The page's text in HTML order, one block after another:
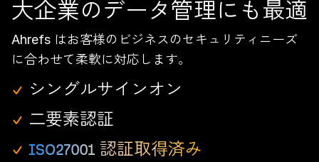
大企業のデータ管理にも最適
Ahrefs はお客様のビジネスのセキュリティニーズ
に合わせて柔軟に対応します。
シングルサインオン
二要素認証
ISO27001 認証取得済み